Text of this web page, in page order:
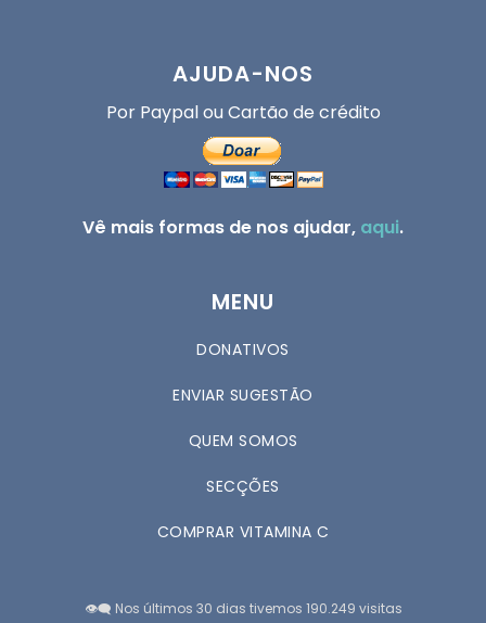
AJUDA-NOS
Por Paypal ou Cartão de crédito
Vê mais formas de nos ajudar, aqui.
MENU
DONATIVOS
ENVIAR SUGESTÃO
QUEM SOMOS
SECÇÕES
COMPRAR VITAMINA C
👁️‍🗨️ Nos últimos 30 dias tivemos 190.249 visitas